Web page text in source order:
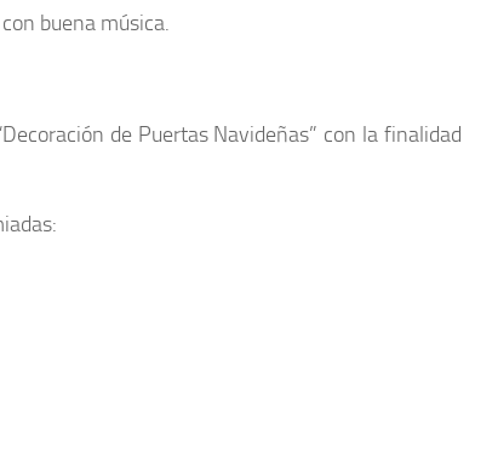
buena música.
de Puertas Navideñas” con la finalidad